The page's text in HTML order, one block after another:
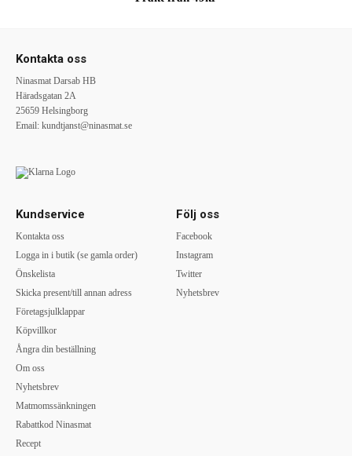
Kontakta oss
Ninasmat Darsab HB
Häradsgatan 2A
25659 Helsingborg
Email: kundtjanst@ninasmat.se
Kundservice
Kontakta oss
Logga in i butik (se gamla order)
Önskelista
Skicka present/till annan adress
Företagsjulklappar
Köpvillkor
Ångra din beställning
Om oss
Nyhetsbrev
Matmomssänkningen
Rabattkod Ninasmat
Recept
Följ oss
Facebook
Instagram
Twitter
Nyhetsbrev